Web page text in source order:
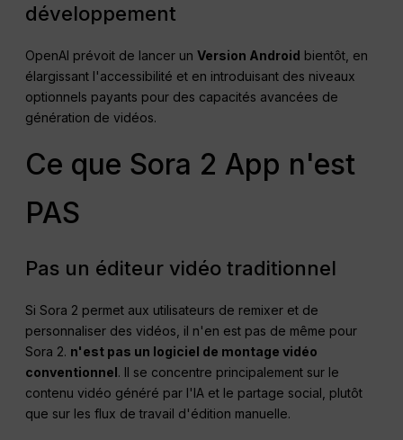
développement
OpenAI prévoit de lancer unVersion Android bientôt, en
élargissant l'accessibilité et en introduisant des niveaux
optionnels payants pour des capacités avancées de
génération de vidéos.
Ce que Sora 2 App n'est
PAS
Pas un éditeur vidéo traditionnel
Si Sora 2 permet aux utilisateurs de remixer et de
personnaliser des vidéos, il n'en est pas de même pour
Sora 2. n'est pas un logiciel de montage vidéo
conventionnel. Il se concentre principalement sur le
contenu vidéo généré par l'IA et le partage social, plutôt
que sur les flux de travail d'édition manuelle.